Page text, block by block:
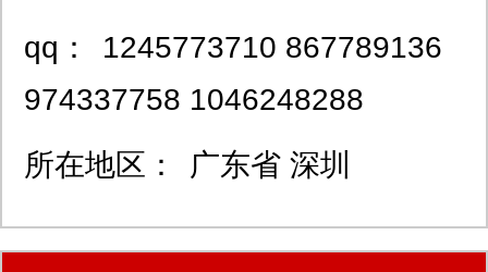
qq：
1245773710 867789136
974337758 1046248288
所在地区：
广东省 深圳